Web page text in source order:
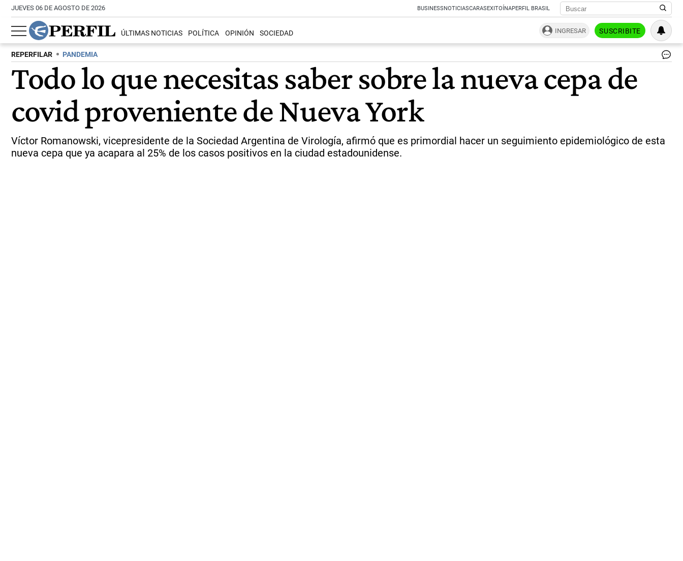
JUEVES 06 DE AGOSTO DE 2026 BUSINESSNOTICIASCARASEXITOÍNAPERFIL BRASIL
ÚLTIMAS NOTICIAS POLÍTICA OPINIÓN SOCIEDAD INGRESAR SUSCRIBITE
REPERFILAR PANDEMIA
Todo lo que necesitas saber sobre la nueva cepa de
covid proveniente de Nueva York
Víctor Romanowski, vicepresidente de la Sociedad Argentina de Virología, afirmó que es primordial hacer un seguimiento epidemiológico de esta
nueva cepa que ya acapara al 25% de los casos positivos en la ciudad estadounidense.